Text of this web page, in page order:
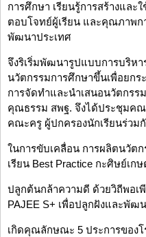
การศึกษา เรียนรู้การสร้างและ
ตอบโจทย์ผู้เรียน และคุณภาพ
พัฒนาประเทศ
จึงริเริ่มพัฒนารูปแบบการบริหา
นวัตกรรมการศึกษาขึ้นเพื่อยก
การจัดทำและนำเสนอนวัตกรร
คุณธรรม สพฐ. จึงได้ประชุมค
คณะครู ผู้ปกครองนักเรียนร่วม
ในการขับเคลื่อน การผลิตนวัต
เรียน Best Practice กะศิษย์เก
ปลูกต้นกล้าความดี ด้วยวิถีพอเ
PAJEE S+ เพื่อปลูกฝังและพัฒ
เกิดคุณลักษณะ 5 ประการของโ